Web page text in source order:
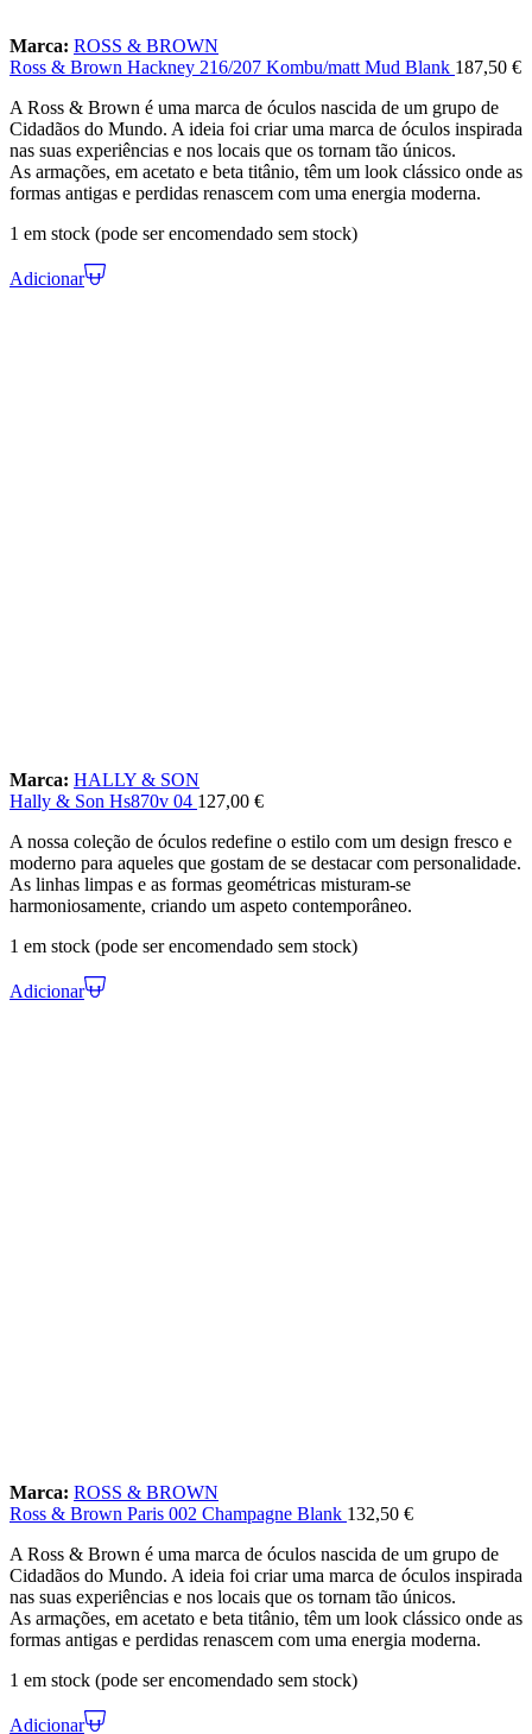
Marca: ROSS & BROWN
Ross & Brown Hackney 216/207 Kombu/matt Mud Blank 187,50 €
A Ross & Brown é uma marca de óculos nascida de um grupo de
Cidadãos do Mundo. A ideia foi criar uma marca de óculos inspirada
nas suas experiências e nos locais que os tornam tão únicos.
As armações, em acetato e beta titânio, têm um look clássico onde as
formas antigas e perdidas renascem com uma energia moderna.
1 em stock (pode ser encomendado sem stock)
Adicionar
Marca: HALLY & SON
Hally & Son Hs870v 04 127,00 €
A nossa coleção de óculos redefine o estilo com um design fresco e
moderno para aqueles que gostam de se destacar com personalidade.
As linhas limpas e as formas geométricas misturam-se
harmoniosamente, criando um aspeto contemporâneo.
1 em stock (pode ser encomendado sem stock)
Adicionar
Marca: ROSS & BROWN
Ross & Brown Paris 002 Champagne Blank 132,50 €
A Ross & Brown é uma marca de óculos nascida de um grupo de
Cidadãos do Mundo. A ideia foi criar uma marca de óculos inspirada
nas suas experiências e nos locais que os tornam tão únicos.
As armações, em acetato e beta titânio, têm um look clássico onde as
formas antigas e perdidas renascem com uma energia moderna.
1 em stock (pode ser encomendado sem stock)
Adicionar